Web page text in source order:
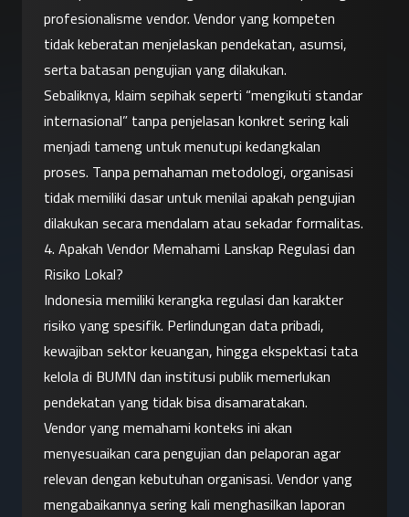
profesionalisme vendor. Vendor yang kompeten
tidak keberatan menjelaskan pendekatan, asumsi,
serta batasan pengujian yang dilakukan.
Sebaliknya, klaim sepihak seperti “mengikuti standar
internasional” tanpa penjelasan konkret sering kali
menjadi tameng untuk menutupi kedangkalan
proses. Tanpa pemahaman metodologi, organisasi
tidak memiliki dasar untuk menilai apakah pengujian
dilakukan secara mendalam atau sekadar formalitas.
4. Apakah Vendor Memahami Lanskap Regulasi dan
Risiko Lokal?
Indonesia memiliki kerangka regulasi dan karakter
risiko yang spesifik. Perlindungan data pribadi,
kewajiban sektor keuangan, hingga ekspektasi tata
kelola di BUMN dan institusi publik memerlukan
pendekatan yang tidak bisa disamaratakan.
Vendor yang memahami konteks ini akan
menyesuaikan cara pengujian dan pelaporan agar
relevan dengan kebutuhan organisasi. Vendor yang
mengabaikannya sering kali menghasilkan laporan